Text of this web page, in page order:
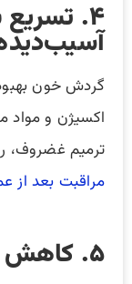
۴.
گردش خون بهبود
اکسیژن و مواد
ترمیم غضروف،
مراقبت بعد از
۵. کاهش تورم و سفتی مفصل